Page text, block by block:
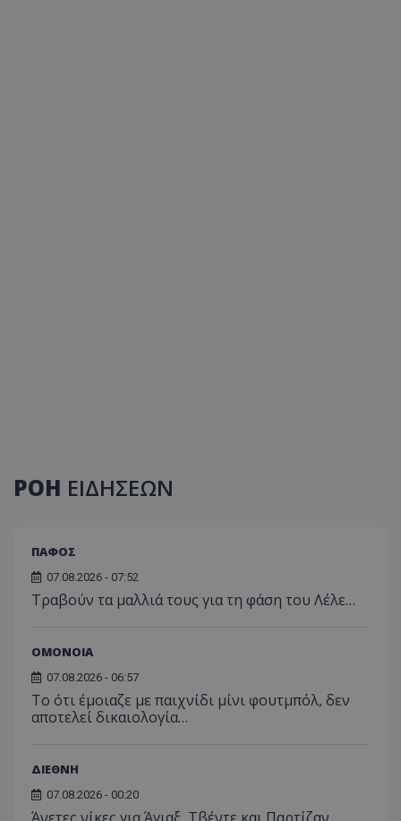
ΡΟΗ ΕΙΔΗΣΕΩΝ
ΠΑΦΟΣ
07.08.2026 - 07:52
Τραβούν τα μαλλιά τους για τη φάση του Λέλε…
ΟΜΟΝΟΙΑ
07.08.2026 - 06:57
Το ότι έμοιαζε με παιχνίδι μίνι φουτμπόλ, δεν
αποτελεί δικαιολογία…
ΔΙΕΘΝΗ
07.08.2026 - 00:20
Άνετες νίκες για Άγιαξ, Τβέντε και Παρτίζαν,